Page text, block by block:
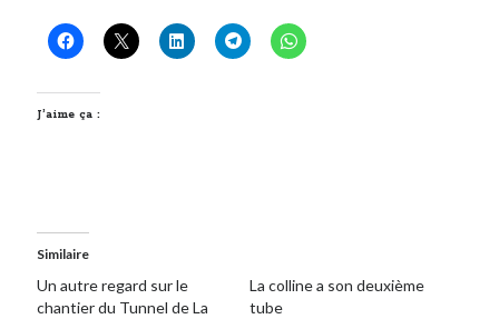
Engagé
Green
Humeur
Non classé
Parole de Follower
Patchwork
J’aime ça :
Similaire
Un autre regard sur le
chantier du Tunnel de La
La colline a son deuxième
tube